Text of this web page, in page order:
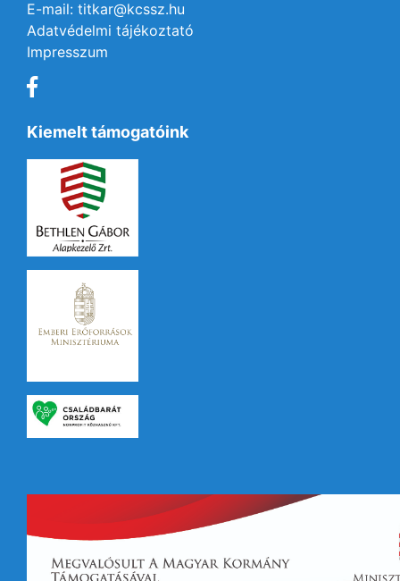
E-mail: titkar@kcssz.hu
Adatvédelmi tájékoztató
Impresszum
Kiemelt támogatóink